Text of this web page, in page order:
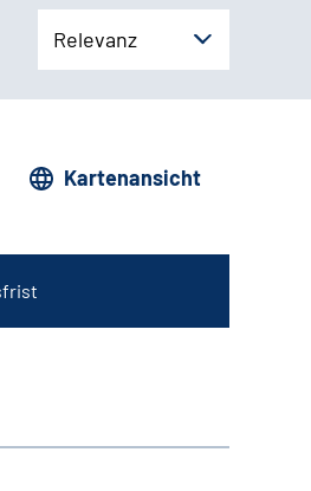
Relevanz
Kartenansicht